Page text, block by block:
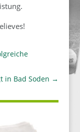
in Bad Soden →